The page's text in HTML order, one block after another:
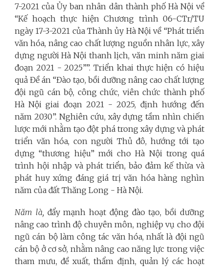
7-2021 của Ủy ban nhân dân thành phố Hà Nội về
“Kế hoạch thực hiện Chương trình 06-CTr/TU
ngày 17-3-2021 của Thành ủy Hà Nội về “Phát triển
văn hóa, nâng cao chất lượng nguồn nhân lực, xây
dựng người Hà Nội thanh lịch, văn minh năm giai
đoạn 2021 - 2025””. Triển khai thực hiện có hiệu
quả Đề án “Đào tạo, bồi dưỡng nâng cao chất lượng
đội ngũ cán bộ, công chức, viên chức thành phố
Hà Nội giai đoạn 2021 - 2025, định hướng đến
năm 2030”. Nghiên cứu, xây dựng tầm nhìn chiến
lược mới nhằm tạo đột phá trong xây dựng và phát
triển văn hóa, con người Thủ đô, hướng tới tạo
dựng “thương hiệu” mới cho Hà Nội trong quá
trình hội nhập và phát triển, bảo đảm kế thừa và
phát huy xứng đáng giá trị văn hóa hàng nghìn
năm của đất Thăng Long - Hà Nội.
Năm là, đẩy mạnh hoạt động đào tạo, bồi dưỡng
nâng cao trình độ chuyên môn, nghiệp vụ cho đội
ngũ cán bộ làm công tác văn hóa, nhất là đội ngũ
cán bộ ở cơ sở, nhằm nâng cao năng lực trong việc
tham mưu, đề xuất, thẩm định, quản lý các hoạt